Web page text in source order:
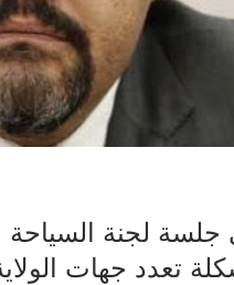
جلسة لجنة
تعدد جهات